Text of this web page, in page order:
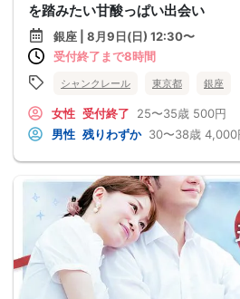
を踏みたい甘酸っぱい出会い
銀座 | 8月9日(日) 12:30〜
受付終了まで8時間
シャンクレール 東京都 銀座
女性 受付終了 25〜35歳 500円
男性 残りわずか 30〜38歳 4,000